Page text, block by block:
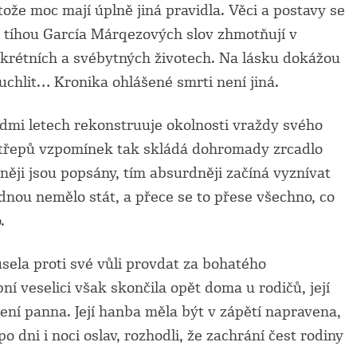
moc mají úplně jiná pravidla. Věci a postavy se
tíhou García Márqezových slov zhmotňují v
a svébytných životech. Na lásku dokážou
Kronika ohlášené smrti není jiná.
letech rekonstruuje okolnosti vraždy svého
vzpomínek tak skládá dohromady zrcadlo
jsou popsány, tím absurdněji začíná vyznívat
nemělo stát, a přece se to přese všechno, co
proti své vůli provdat za bohatého
veselici však skončila opět doma u rodičů, její
panna. Její hanba měla být v zápětí napravena,
dni i noci oslav, rozhodli, že zachrání čest rodiny